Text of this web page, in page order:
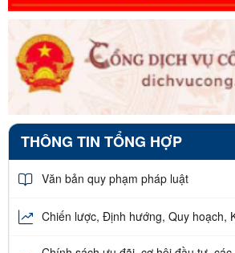
THÔNG TIN TỔNG HỢP
Văn bản quy phạm pháp luật
Chiến lược, Định hướng, Quy hoạch,